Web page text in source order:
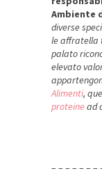
Ambiente
diverse
le affratella
palato
elevato
Alimenti,
proteinead
– – – – – – –